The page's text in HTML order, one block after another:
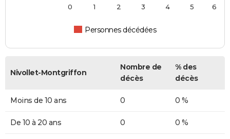
Personnes décédées
0 1 2 3 4 5 6
Nivollet-Montgriffon
Nombre de
décès
% des
décès
Moins de 10 ans 0 0 %
De 10 à 20 ans 0 0 %